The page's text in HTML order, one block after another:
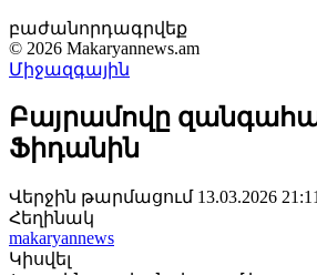
բաժանորդագրվեք
© 2026 Makaryannews.am
Միջազգային
Բայրամովը
Ֆիդանին
Վերջին թարմացում 13.03.2026 21:11
Հեղինակ
makaryannews
Կիսվել